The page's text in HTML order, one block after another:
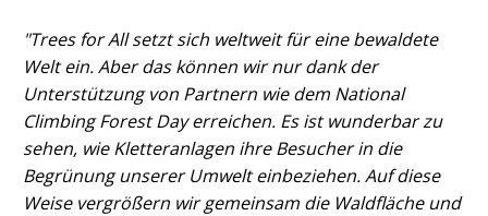
"Trees for All setzt sich weltweit für eine bewaldete
Welt ein. Aber das können wir nur dank der
Unterstützung von Partnern wie dem National
Climbing Forest Day erreichen. Es ist wunderbar zu
sehen, wie Kletteranlagen ihre Besucher in die
Begrünung unserer Umwelt einbeziehen. Auf diese
Weise vergrößern wir gemeinsam die Waldfläche und